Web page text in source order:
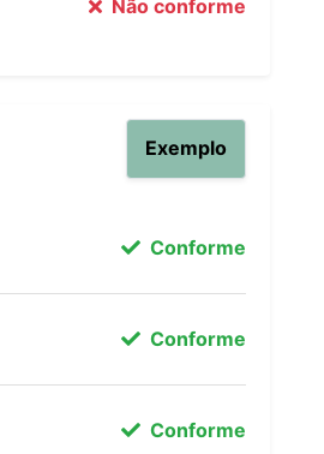
Não conforme
Exemplo
Conforme
Conforme
Conforme